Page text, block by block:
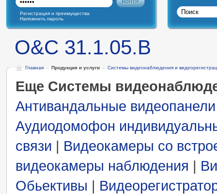
Регистрация и преимущества
Напомнить пароль
O&C 31.1.05.B
Главная → Продукция и услуги → Системы видеонаблюдения и
Еще Системы
Антивандальные видеопанели
Аудиодомофон
связи | Видеокамеры со
видеокамеры наблюдения |
Обьективы |